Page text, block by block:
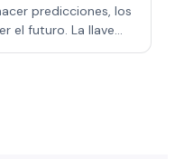
predicciones, los
el futuro. La llave